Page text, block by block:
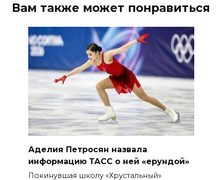
Вам также может понравиться
Аделия Петросян назвала
информацию ТАСС о ней «ерундой»
Покинувшая школу «Хрустальный»